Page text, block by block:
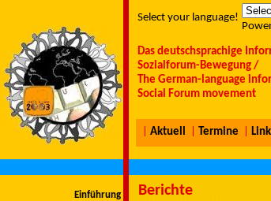
Select your language!
Das deutschsprachige
Sozialforum-Bewegung /
The German-language
Social Forum movement
Aktuell Termine
Einführung Berichte